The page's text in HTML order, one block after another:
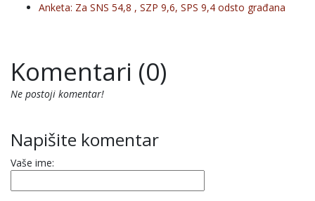
Anketa: Za SNS 54,8 , SZP 9,6, SPS 9,4 odsto građana
Komentari (0)
Ne postoji komentar!
Napišite komentar
Vaše ime: